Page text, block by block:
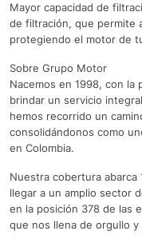
Mayor capacidad de
de filtración, que permite
protegiendo el motor de
Sobre Grupo Motor
Nacemos en 1998, con la
brindar un servicio
hemos recorrido un
consolidándonos como
en Colombia.
Nuestra cobertura
llegar a un amplio sector
en la posición 378 de las
que nos llena de orgullo